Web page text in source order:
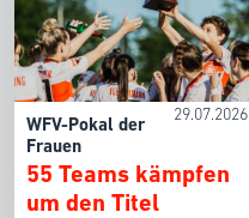
29.07.2026
WFV-Pokal der
Frauen
55 Teams kämpfen
um den Titel